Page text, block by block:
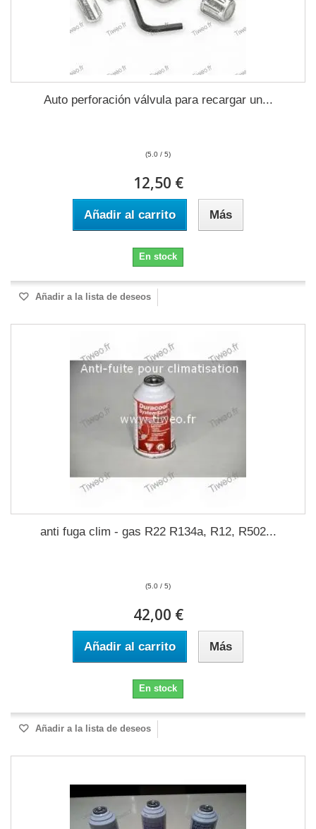
Auto perforación válvula para recargar un...
(5.0 / 5)
12,50 €
Añadir al carrito Más
En stock
Añadir a la lista de deseos
anti fuga clim - gas R22 R134a, R12, R502...
(5.0 / 5)
42,00 €
Añadir al carrito Más
En stock
Añadir a la lista de deseos